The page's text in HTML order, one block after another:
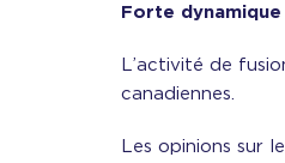
Forte
L’activité de
canadiennes.
Les opinions sur